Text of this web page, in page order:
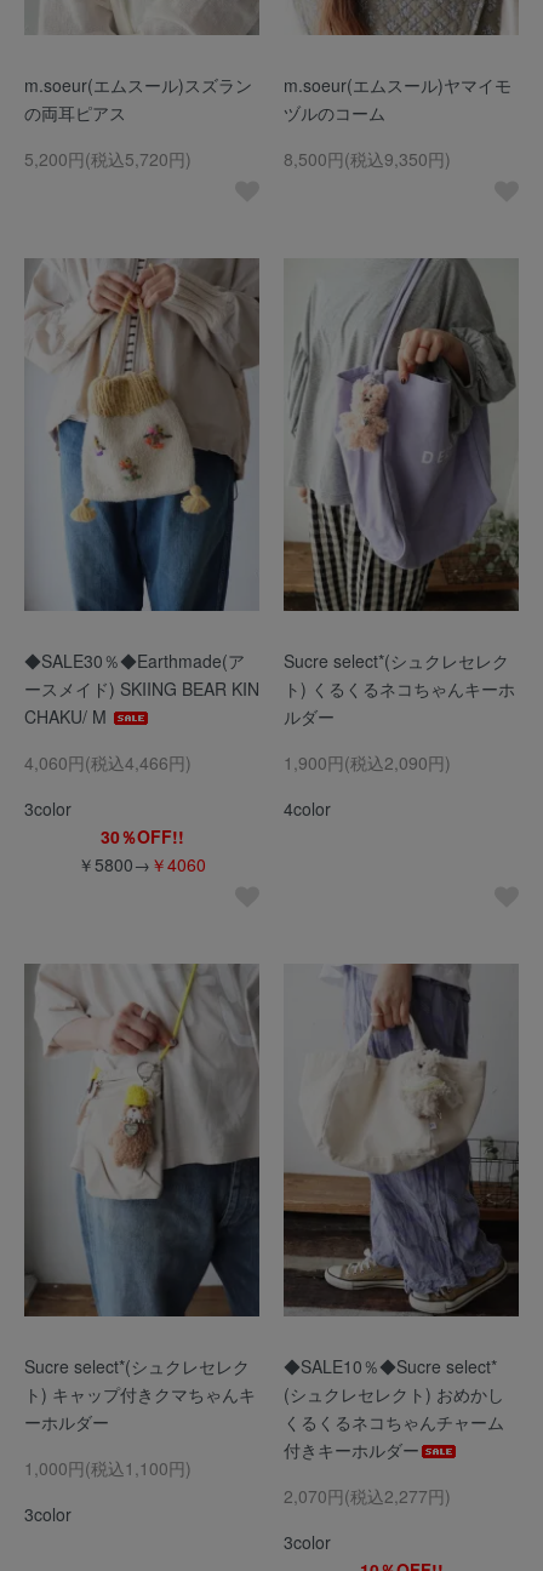
m.soeur(エムスール)スズラン
の両耳ピアス
5,200円(税込5,720円)
m.soeur(エムスール)ヤマイモ
ヅルのコーム
8,500円(税込9,350円)
◆SALE30％◆Earthmade(ア
ースメイド) SKIING BEAR KIN
CHAKU/ M
4,060円(税込4,466円)
3color
30％OFF!!
￥5800→ ￥4060
Sucre select*(シュクレセレク
ト) くるくるネコちゃんキーホ
ルダー
1,900円(税込2,090円)
4color
Sucre select*(シュクレセレク
ト) キャップ付きクマちゃんキ
ーホルダー
1,000円(税込1,100円)
3color
◆SALE10％◆Sucre select*
(シュクレセレクト) おめかし
くるくるネコちゃんチャーム
付きキーホルダー
2,070円(税込2,277円)
3color